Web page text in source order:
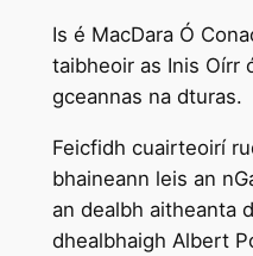
Is é MacDara Ó
taibheoir as Inis Oírr
gceannas na dturas.
Feicfidh cuairteoirí
bhaineann leis an
an dealbh aitheanta
dhealbhaigh Albert